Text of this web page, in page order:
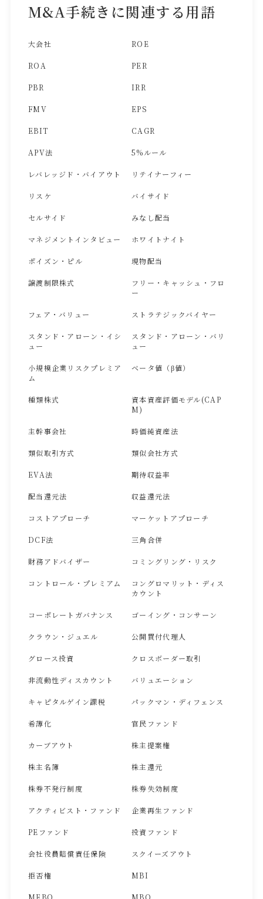
M&A手続きに関連する用語
大会社 ROE
ROA PER
PBR IRR
FMV EPS
EBIT CAGR
APV法 5%ルール
レバレッジド・バイアウト リテイナーフィー
リスケ バイサイド
セルサイド みなし配当
マネジメントインタビュー ホワイトナイト
ポイズン・ピル 現物配当
譲渡制限株式
フリー・キャッシュ・フロ
ー
フェア・バリュー ストラテジックバイヤー
スタンド・アローン・イシ
ュー
スタンド・アローン・バリ
ュー
小規模企業リスクプレミア
ム
ベータ値（β値）
種類株式
資本資産評価モデル(CAP
M)
主幹事会社 時価純資産法
類似取引方式 類似会社方式
EVA法 期待収益率
配当還元法 収益還元法
コストアプローチ マーケットアプローチ
DCF法 三角合併
財務アドバイザー コミングリング・リスク
コントロール・プレミアム
コングロマリット・ディス
カウント
コーポレートガバナンス ゴーイング・コンサーン
クラウン・ジュエル 公開買付代理人
グロース投資 クロスボーダー取引
非流動性ディスカウント バリュエーション
キャピタルゲイン課税 パックマン・ディフェンス
希薄化 官民ファンド
カーブアウト 株主提案権
株主名簿 株主還元
株券不発行制度 株券失効制度
アクティビスト・ファンド 企業再生ファンド
PEファンド 投資ファンド
会社役員賠償責任保険 スクイーズアウト
拒否権 MBI
MEBO MBO